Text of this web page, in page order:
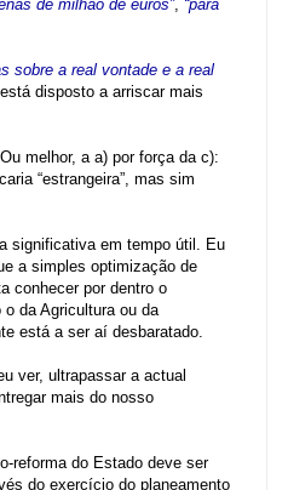
de milhão de euros”, “para
sobre a real vontade e a real
disposto a arriscar mais
melhor, a a) por força da c):
“estrangeira”, mas sim
significativa em tempo útil. Eu
a simples optimização de
conhecer por dentro o
da Agricultura ou da
está a ser aí desbaratado.
ver, ultrapassar a actual
mais do nosso
reforma do Estado deve ser
do exercício do planeamento